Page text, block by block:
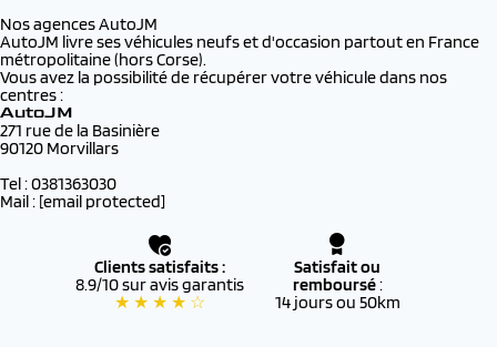
Nos agences AutoJM
AutoJM livre ses véhicules neufs et d'occasion partout en France
métropolitaine (hors Corse).
Vous avez la possibilité de récupérer votre véhicule dans nos
centres :
AutoJM
271 rue de la Basinière
90120 Morvillars
Tel : 0381363030
Mail : [email protected]
Clients satisfaits :
8.9/10 sur avis garantis
★ ★ ★ ★ ☆
Satisfait ou
remboursé:
14 jours ou 50km